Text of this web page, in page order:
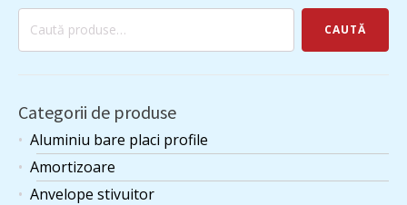
Caută
CAUTĂ
Categorii de produse
Aluminiu bare placi profile
Amortizoare
Anvelope stivuitor